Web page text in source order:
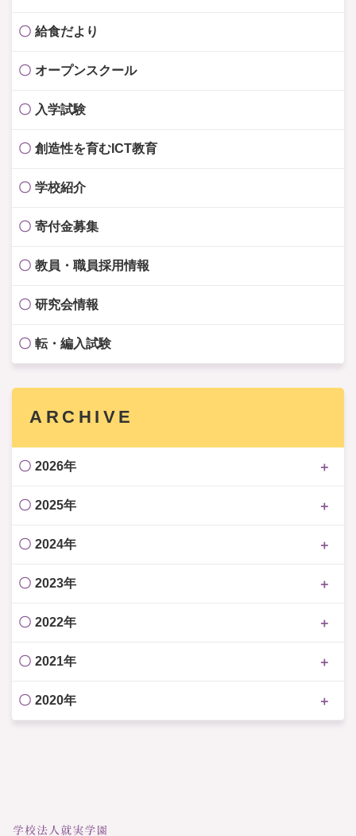
給食だより
オープンスクール
入学試験
創造性を育むICT教育
学校紹介
寄付金募集
教員・職員採用情報
研究会情報
転・編入試験
ARCHIVE
2026年
2025年
2024年
2023年
2022年
2021年
2020年